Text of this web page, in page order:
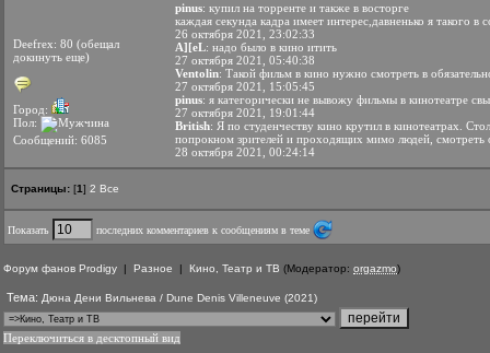
Deefrex: 80 (обещал
докинуть еще)
Город:
Пол:
Сообщений: 6085
pinus: купил на торренте и также в восторге
каждая секунда кадра имеет интерес,давненько я такого
26 октября 2021, 23:02:33
A][eL: надо было в кино итить
27 октября 2021, 05:40:38
Ventolin: Такой фильм в кино нужно смотреть в
27 октября 2021, 15:05:45
pinus: я категорически не вывожу фильмы в кинотеатре
27 октября 2021, 19:01:44
British: Я по студенчеству кино крутил в кинотеатрах.
попрокном зрителей и проходящих мимо людей, смотреть
28 октября 2021, 00:24:14
Страницы: [1] 2 Все
Показать последних комментариев к сообщениям в теме
Форум фанов Prodigy | Разное | Кино, Театр и ТВ (Модератор: orgazmo)
Тема: Дюна Дени Вильнева / Dune Denis Villeneuve (2021)
Переключиться в десктопный вид